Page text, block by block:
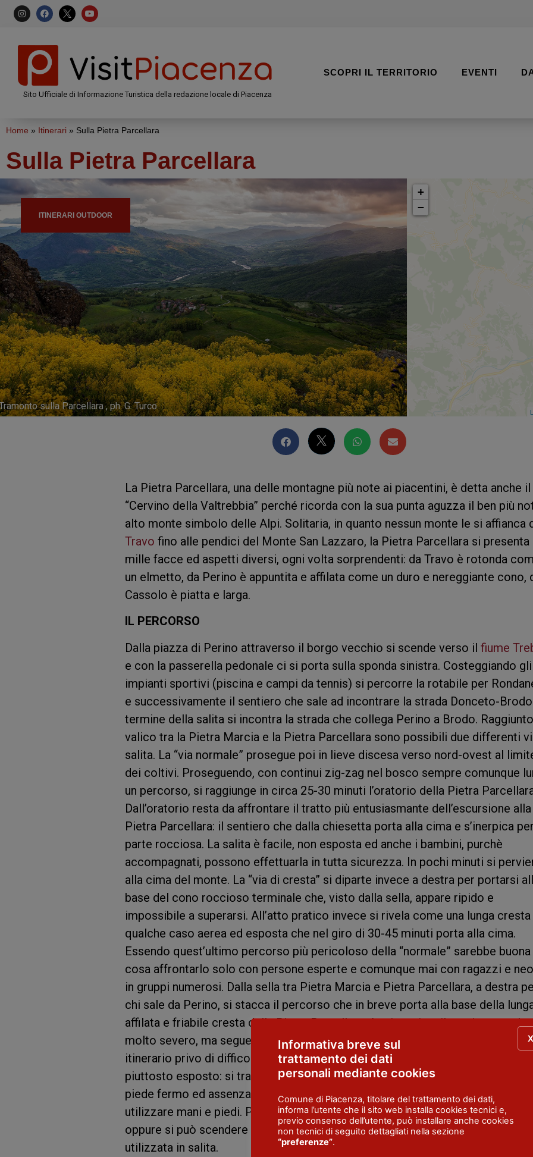
Sito Ufficiale di Informazione Turistica della redazione locale di Piacenza
SCOPRI IL TERRITORIO EVENTI
Home » Itinerari » Sulla Pietra Parcellara
Sulla Pietra Parcellara
ITINERARI OUTDOOR
sulla Parcellara , ph. G. Turco
+
−
La Pietra Parcellara, una delle montagne più note ai piacentini, è detta anche il
“Cervino della Valtrebbia” perché ricorda con la sua punta aguzza il ben più
alto monte simbolo delle Alpi. Solitaria, in quanto nessun monte le si affianca
Travo fino alle pendici del Monte San Lazzaro, la Pietra Parcellara si presenta
mille facce ed aspetti diversi, ogni volta sorprendenti: da Travo è rotonda
un elmetto, da Perino è appuntita e affilata come un duro e nereggiante cono,
Cassolo è piatta e larga.
IL PERCORSO
Dalla piazza di Perino attraverso il borgo vecchio si scende verso il fiume
e con la passerella pedonale ci si porta sulla sponda sinistra. Costeggiando gli
impianti sportivi (piscina e campi da tennis) si percorre la rotabile per
e successivamente il sentiero che sale ad incontrare la strada Donceto-
termine della salita si incontra la strada che collega Perino a Brodo.
valico tra la Pietra Marcia e la Pietra Parcellara sono possibili due differenti
salita. La “via normale” prosegue poi in lieve discesa verso nord-ovest al
dei coltivi. Proseguendo, con continui zig-zag nel bosco sempre comunque
un percorso, si raggiunge in circa 25-30 minuti l’oratorio della Pietra
Dall’oratorio resta da affrontare il tratto più entusiasmante dell’escursione alla
Pietra Parcellara: il sentiero che dalla chiesetta porta alla cima e s’inerpica
parte rocciosa. La salita è facile, non esposta ed anche i bambini, purchè
accompagnati, possono effettuarla in tutta sicurezza. In pochi minuti si
alla cima del monte. La “via di cresta” si diparte invece a destra per portarsi
base del cono roccioso terminale che, visto dalla sella, appare ripido e
impossibile a superarsi. All’atto pratico invece si rivela come una lunga cresta
qualche caso aerea ed esposta che nel giro di 30-45 minuti porta alla cima.
Essendo quest’ultimo percorso più pericoloso della “normale” sarebbe buona
cosa affrontarlo solo con persone esperte e comunque mai con ragazzi e
in gruppi numerosi. Dalla sella tra Pietra Marcia e Pietra Parcellara, a destra
chi sale da Perino, si stacca il percorso che in breve porta alla base della
affilata e friabile cresta della Pietra Parcellara. A prima vista il sentiero
molto severo, ma seguendo attentamente i segnavia si presenta come un
itinerario privo di difficoltà tecniche. Un solo punto, benchè brevissimo, è
piuttosto esposto: si tratta di un lastrone inclinato il cui superamento richiede
piede fermo ed assenza di vertigini. In altri momenti della salita è necessario
utilizzare mani e piedi. Per il ritorno a Perino si segue a ritroso l’itinerario
oppure si può scendere al Trebbia dopo aver percorso “la via di cresta” non
utilizzata in salita.
Informativa breve sul
trattamento dei dati
personali mediante cookies
Comune di Piacenza, titolare del trattamento dei dati,
informa l’utente che il sito web installa cookies tecnici e,
previo consenso dell’utente, può installare anche cookies
non tecnici di seguito dettagliati nella sezione
“preferenze”.
X